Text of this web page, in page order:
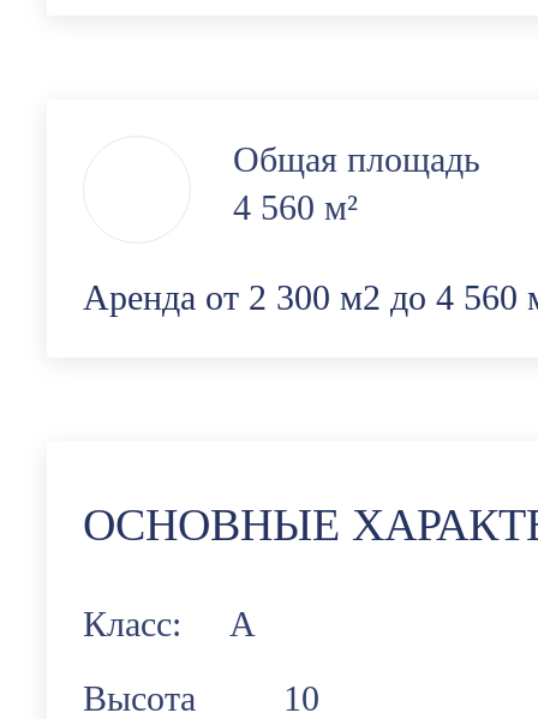
Общая площадь
4 560 м²
Аренда от 2 300 м2 до 4 560
ОСНОВНЫЕ
Класс:
А
Высота
10